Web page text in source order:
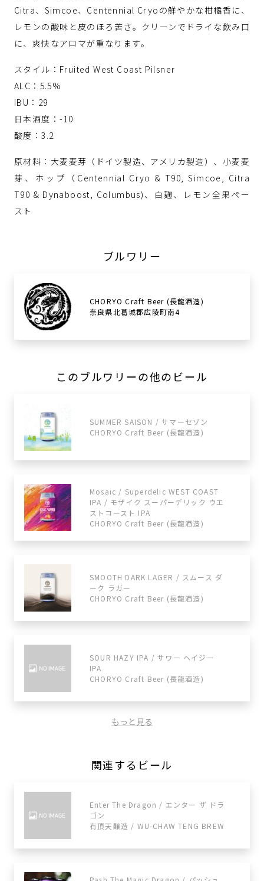
Citra、Simcoe、Centennial Cryoの鮮やかな柑橘香に、
レモンの酸味と皮のほろ苦さ。クリーンでドライな飲み口
に、爽快なアロマが重なります。
スタイル：Fruited West Coast Pilsner
ALC：5.5%
IBU：29
日本酒度：-10
酸度：3.2
原材料：大麦麦芽（ドイツ製造、アメリカ製造）、小麦麦
芽、ホップ（Centennial Cryo & T90, Simcoe, Citra
T90 & Dynaboost, Columbus)、白麹、レモン全果ペー
スト
ブルワリー
CHORYO Craft Beer (長龍酒造)
奈良県北葛城郡広陵町南4
このブルワリーの他のビール
SUMMER SAISON / サマーセゾン
CHORYO Craft Beer (長龍酒造)
Mosaic / Superdelic WEST COAST
IPA / モザイク スーパーデリック ウエ
ストコースト IPA
CHORYO Craft Beer (長龍酒造)
SMOOTH DARK LAGER / スムース ダ
ーク ラガー
CHORYO Craft Beer (長龍酒造)
SOUR HAZY IPA / サワー ヘイジー
IPA
CHORYO Craft Beer (長龍酒造)
もっと見る
関連するビール
Enter The Dragon / エンター ザ ドラ
ゴン
有頂天醸造 / WU-CHAW TENG BREW